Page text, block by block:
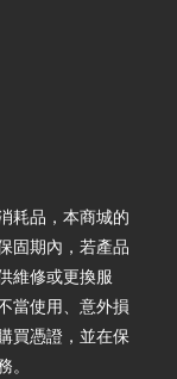
耗品，本商城的
固期內，若產品
維修或更換服
當使用、意外損
買憑證，並在保